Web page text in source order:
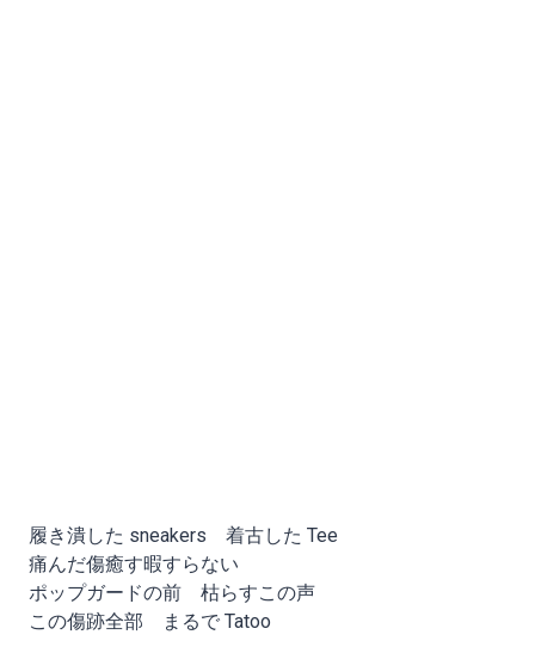
履き潰した sneakers 着古した Tee
痛んだ傷癒す暇すらない
ポップガードの前 枯らすこの声
この傷跡全部 まるで Tatoo